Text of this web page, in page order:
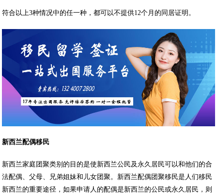
符合以上3种情况中的任一种，都可以不提供12个月的同居证明。
新西兰配偶移民
新西兰家庭团聚类别的目的是使新西兰公民及永久居民可以和他们的合
法配偶、父母、兄弟姐妹和儿女团聚。新西兰配偶团聚移民是人们移民
新西兰的重要途径，如果申请人的配偶是新西兰的公民或永久居民，则